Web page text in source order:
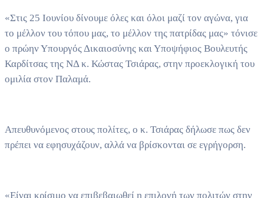
«Στις 25 Ιουνίου δίνουμε όλες και όλοι μαζί τον αγώνα, για
το μέλλον του τόπου μας, το μέλλον της πατρίδας μας» τόνισε
ο πρώην Υπουργός Δικαιοσύνης και Υποψήφιος Βουλευτής
Καρδίτσας της ΝΔ κ. Κώστας Τσιάρας, στην προεκλογική του
ομιλία στον Παλαμά.
Απευθυνόμενος στους πολίτες, ο κ. Τσιάρας δήλωσε πως δεν
πρέπει να εφησυχάζουν, αλλά να βρίσκονται σε εγρήγορση.
«Είναι κρίσιμο να επιβεβαιωθεί η επιλογή των πολιτών στην